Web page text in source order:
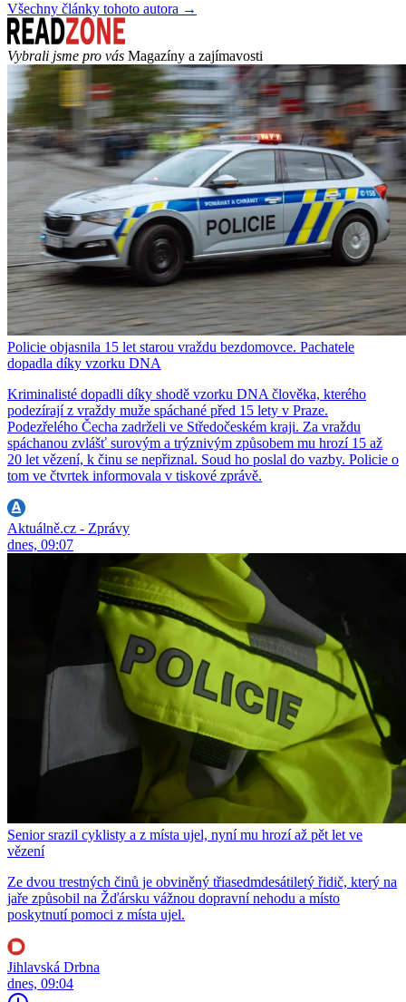
Všechny články tohoto autora →
Vybrali jsme pro vás Magazíny a zajímavosti
Policie objasnila 15 let starou vraždu bezdomovce. Pachatele
dopadla díky vzorku DNA
Kriminalisté dopadli díky shodě vzorku DNA člověka, kterého
podezírají z vraždy muže spáchané před 15 lety v Praze.
Podezřelého Čecha zadrželi ve Středočeském kraji. Za vraždu
spáchanou zvlášť surovým a trýznivým způsobem mu hrozí 15 až
20 let vězení, k činu se nepřiznal. Soud ho poslal do vazby. Policie o
tom ve čtvrtek informovala v tiskové zprávě.
Aktuálně.cz - Zprávy
dnes, 09:07
Senior srazil cyklisty a z místa ujel, nyní mu hrozí až pět let ve
vězení
Ze dvou trestných činů je obviněný třiasedmdesátiletý řidič, který na
jaře způsobil na Žďársku vážnou dopravní nehodu a místo
poskytnutí pomoci z místa ujel.
Jihlavská Drbna
dnes, 09:04